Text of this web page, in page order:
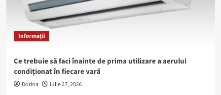
Informații
Ce trebuie să faci înainte de prima utilizare a aerului
condiționat în fiecare vară
Dorina iulie 27, 2026